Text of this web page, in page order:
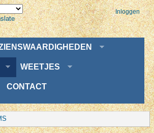
Inloggen
WEETJES
CONTACT